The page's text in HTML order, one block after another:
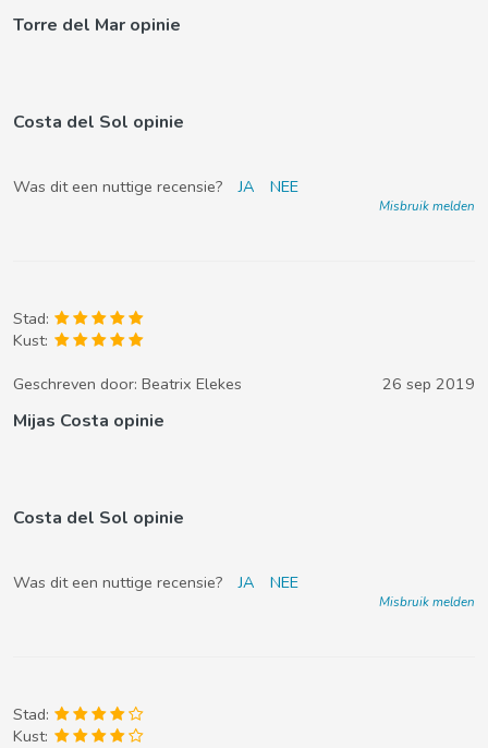
Torre del Mar opinie
Costa del Sol opinie
Was dit een nuttige recensie? JA NEE
Misbruik melden
Stad:
Kust:
Geschreven door: Beatrix Elekes 26 sep 2019
Mijas Costa opinie
Costa del Sol opinie
Was dit een nuttige recensie? JA NEE
Misbruik melden
Stad:
Kust: